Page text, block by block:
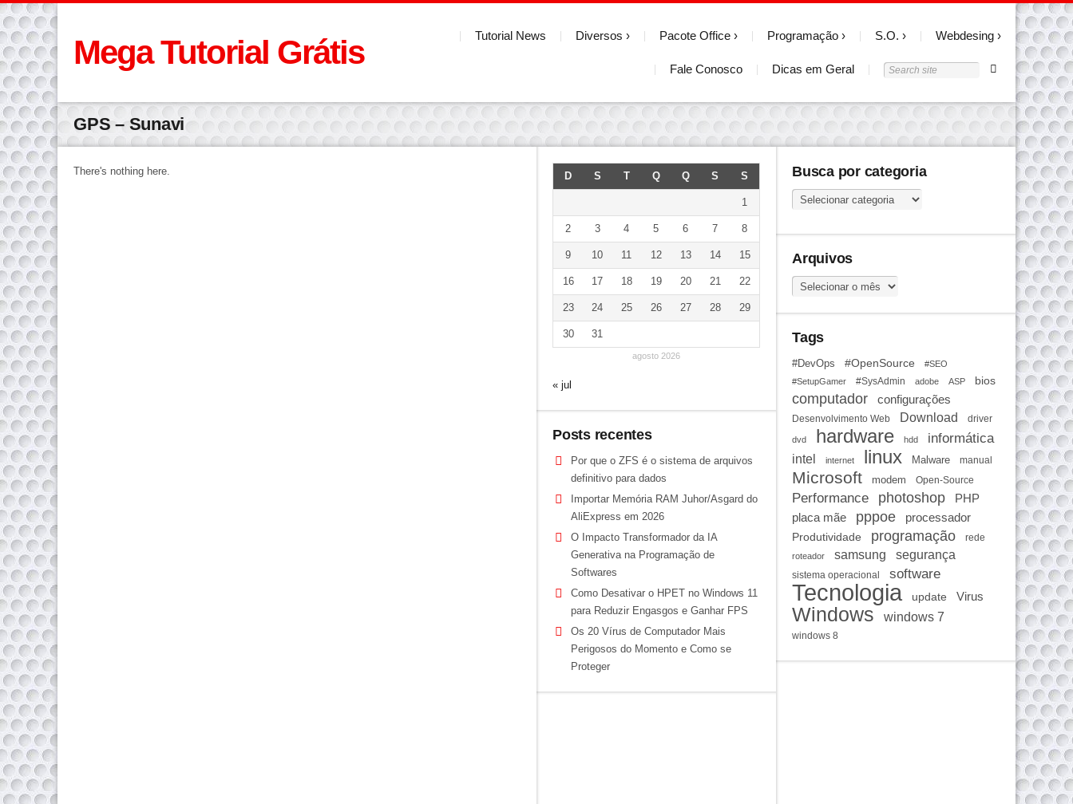
Mega Tutorial Grátis Tutorial News Diversos Pacote Office Programação S.O. Webdesing
Fale Conosco Dicas em Geral
GPS – Sunavi
There's nothing here. Busca por categoria
Busca
categoria
Arquivos
Arquivos
Tags
#DevOps #OpenSource
#SEO
#SetupGamer
#SysAdmin adobe ASP bios
computador configurações
Desenvolvimento Web Download driver
dvd hardware hdd informática
intel internet linux Malware manual
Microsoft modem Open-Source
Performance photoshop
PHP
placa mãe
pppoe processador
Produtividade programação rede
roteador samsung segurança
sistema operacional software
Tecnologia update Virus
Windows windows 7
windows 8
agosto 2026
D S T Q Q S S
1
2 3 4 5 6 7 8
9 10 11 12 13 14 15
16 17 18 19 20 21 22
23 24 25 26 27 28 29
30 31
« jul
Posts recentes
Por que o ZFS é o sistema de arquivos
definitivo para dados
Importar Memória RAM Juhor/Asgard do
AliExpress em 2026
O Impacto Transformador da IA
Generativa na Programação de
Softwares
Como Desativar o HPET no Windows 11
para Reduzir Engasgos e Ganhar FPS
Os 20 Vírus de Computador Mais
Perigosos do Momento e Como se
Proteger